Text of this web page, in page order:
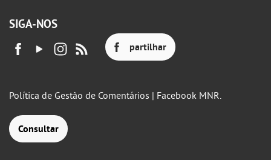
SIGA-NOS
partilhar
Política de Gestão de Comentários | Facebook MNR.
Consultar